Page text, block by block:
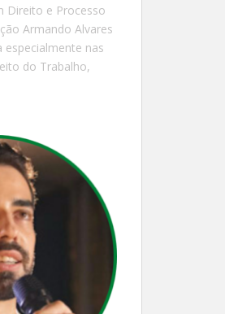
Direito e Processo
Armando Alvares
especialmente nas
do Trabalho,